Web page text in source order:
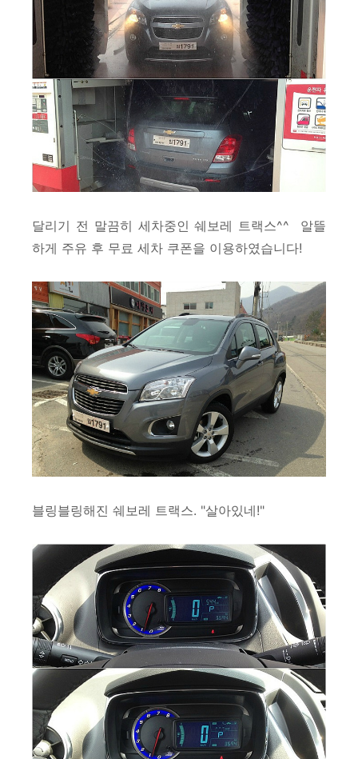
달리기 전 말끔히 세차중인 쉐보레 트랙스^^ 알뜰
하게 주유 후 무료 세차 쿠폰을 이용하였습니다!
블링블링해진 쉐보레 트랙스. "살아있네!"